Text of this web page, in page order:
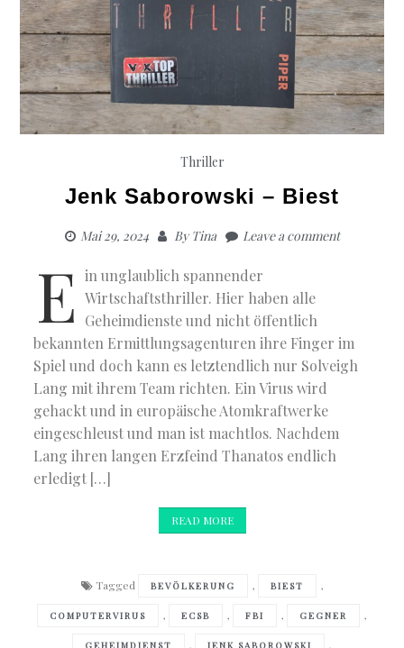
Thriller
Jenk Saborowski – Biest
Mai 29, 2024 ByTina Leave a comment
E in unglaublich spannender
Wirtschaftsthriller. Hier haben alle
Geheimdienste und nicht öffentlich
bekannten Ermittlungsagenturen ihre Finger im
Spiel und doch kann es letztendlich nur Solveigh
Lang mit ihrem Team richten. Ein Virus wird
gehackt und in europäische Atomkraftwerke
eingeschleust und man ist machtlos. Nachdem
Lang ihren langen Erzfeind Thanatos endlich
erledigt […]
READ MORE
Tagged BEVÖLKERUNG , BIEST ,
COMPUTERVIRUS , ECSB , FBI , GEGNER ,
GEHEIMDIENST , JENK SABOROWSKI ,